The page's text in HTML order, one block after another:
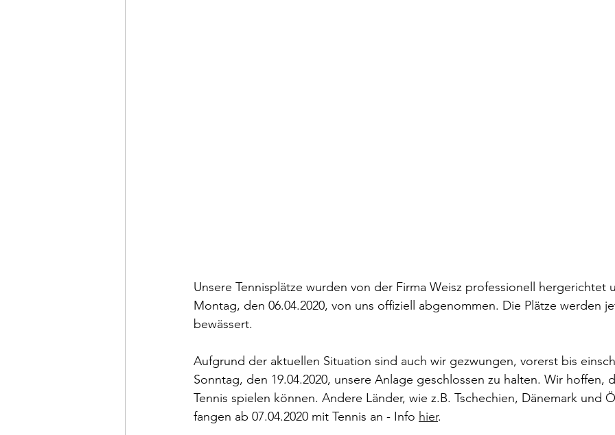
Unsere Tennisplätze wurden von der Firma Weisz professionell hergerichtet
Montag, den 06.04.2020, von uns offiziell abgenommen. Die Plätze werden
bewässert.
Aufgrund der aktuellen Situation sind auch wir gezwungen, vorerst bis
Sonntag, den 19.04.2020, unsere Anlage geschlossen zu halten. Wir hoffen,
Tennis spielen können. Andere Länder, wie z.B. Tschechien, Dänemark und
fangen ab 07.04.2020 mit Tennis an - Info hier.